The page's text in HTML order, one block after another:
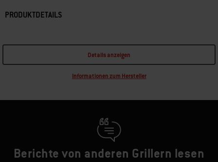
PRODUKTDETAILS
Details anzeigen
Informationen zum Hersteller
Berichte von anderen Grillern lesen